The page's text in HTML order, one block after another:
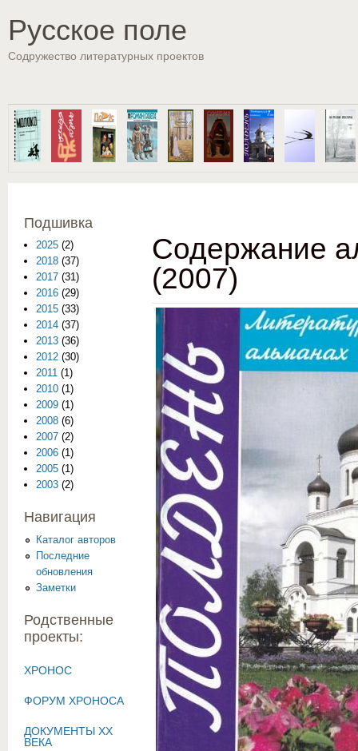
Русское поле
Содружество литературных проектов
Содержание
(2007)
Подшивка
2025 (2)
2018 (37)
2017 (31)
2016 (29)
2015 (33)
2014 (37)
2013 (36)
2012 (30)
2011 (1)
2010 (1)
2009 (1)
2008 (6)
2007 (2)
2006 (1)
2005 (1)
2003 (2)
Навигация
Каталог авторов
Последние
обновления
Заметки
Родственные
проекты:
ХРОНОС
ФОРУМ ХРОНОСА
ДОКУМЕНТЫ XX
ВЕКА